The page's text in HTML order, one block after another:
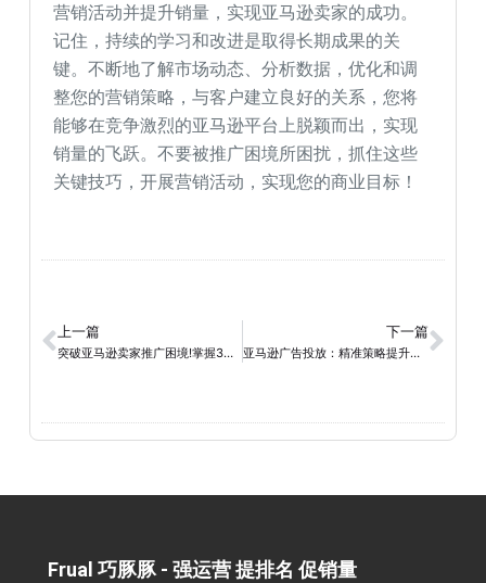
营销活动并提升销量，实现亚马逊卖家的成功。
记住，持续的学习和改进是取得长期成果的关
键。不断地了解市场动态、分析数据，优化和调
整您的营销策略，与客户建立良好的关系，您将
能够在竞争激烈的亚马逊平台上脱颖而出，实现
销量的飞跃。不要被推广困境所困扰，抓住这些
关键技巧，开展营销活动，实现您的商业目标！
上一篇
突破亚马逊卖家推广困境!掌握3个关键策略提升销量
下一篇
亚马逊广告投放：精准策略提升产品曝光度与销量增长
Frual 巧豚豚 - 强运营 提排名 促销量​